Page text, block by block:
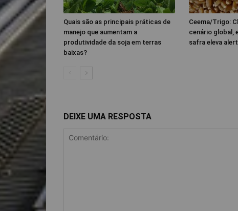
Quais são as principais práticas de
manejo que aumentam a
produtividade da soja em terras
baixas?
Ceema/Trigo:
cenário global,
safra eleva
DEIXE UMA RESPOSTA